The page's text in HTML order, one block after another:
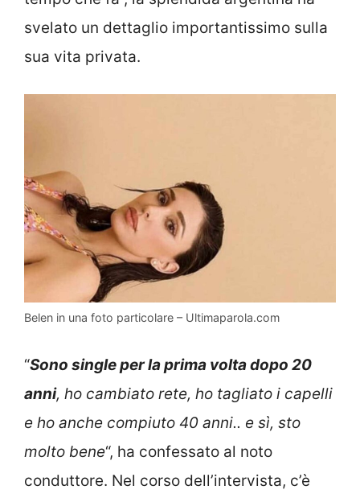
svelato un dettaglio importantissimo sulla
sua vita privata.
Belen in una foto particolare – Ultimaparola.com
“Sono single per la prima volta dopo 20
anni, ho cambiato rete, ho tagliato i capelli
e ho anche compiuto 40 anni.. e sì, sto
molto bene“, ha confessato al noto
conduttore. Nel corso dell’intervista, c’è